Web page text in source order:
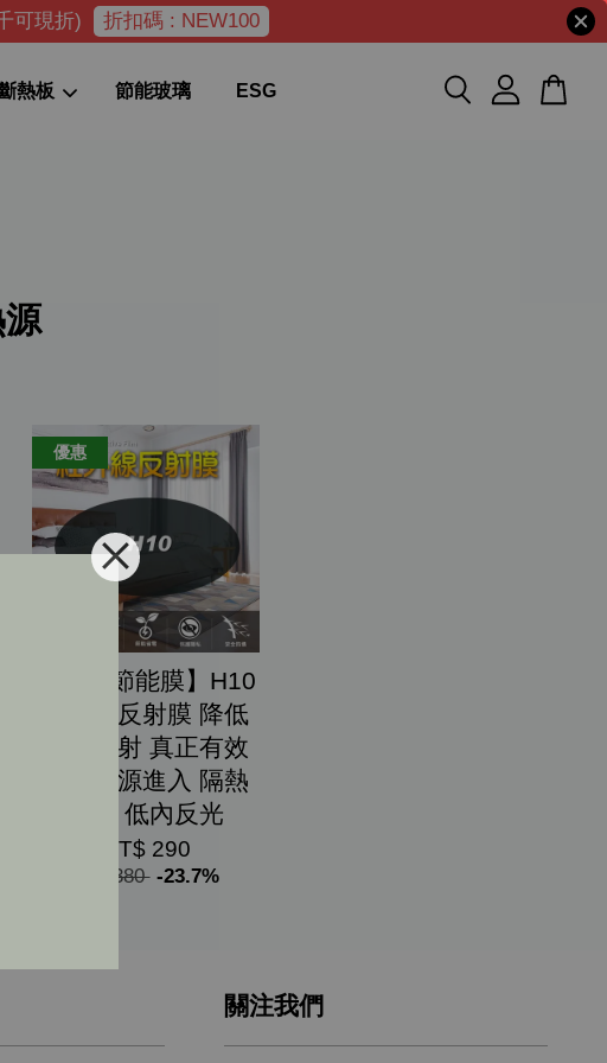
可現折) 折扣碼 : NEW100
斷熱板 節能玻璃 ESG
優惠
【台灣節能膜】H10
紅外線反射膜 降低
二次輻射 真正有效
改善熱源進入 隔熱
省電 低內反光
NT$ 290
NT$ 380 -23.7%
關注我們